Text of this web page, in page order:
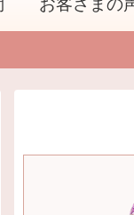
お客さまの